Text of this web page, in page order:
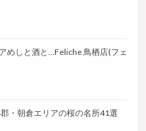
めしと酒と…Feliche 鳥栖店(フェ
・朝倉エリアの桜の名所41選